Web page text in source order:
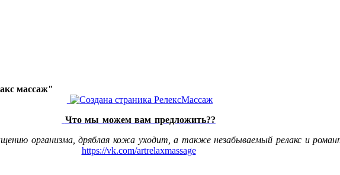
массаж"
Что мы можем вам предложить??
организма, дряблая кожа уходит, а также незабываемый релакс и
https://vk.com/artrelaxmassage